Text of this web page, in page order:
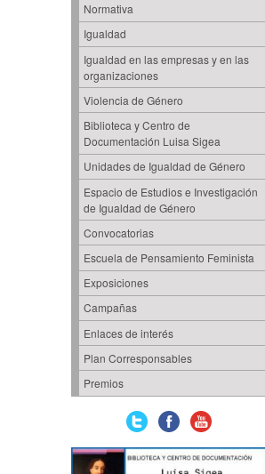
Normativa
Igualdad
Igualdad en las empresas y en las
organizaciones
Violencia de Género
Biblioteca y Centro de
Documentación Luisa Sigea
Unidades de Igualdad de Género
Espacio de Estudios e Investigación
de Igualdad de Género
Convocatorias
Escuela de Pensamiento Feminista
Exposiciones
Campañas
Enlaces de interés
Plan Corresponsables
Premios